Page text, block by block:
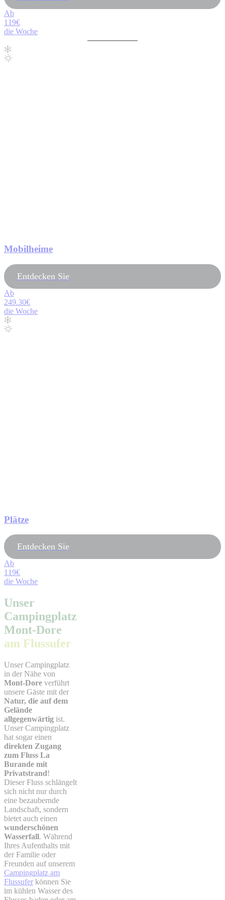
Ab
119€
die Woche
Mobilheime
Entdecken Sie
Ab
249.30€
die Woche
Plätze
Entdecken Sie
Ab
119€
die Woche
Unser
Campingplatz
Mont-Dore
am Flussufer
Unser Campingplatz
in der Nähe von
Mont-Dore verführt
unsere Gäste mit der
Natur, die auf dem
Gelände
allgegenwärtig ist.
Unser Campingplatz
hat sogar einen
direkten Zugang
zum Fluss La
Burande mit
Privatstrand!
Dieser Fluss schlängelt
sich nicht nur durch
eine bezaubernde
Landschaft, sondern
bietet auch einen
wunderschönen
Wasserfall. Während
Ihres Aufenthalts mit
der Familie oder
Freunden auf unserem
Campingplatz am
Flussufer können Sie
im kühlen Wasser des